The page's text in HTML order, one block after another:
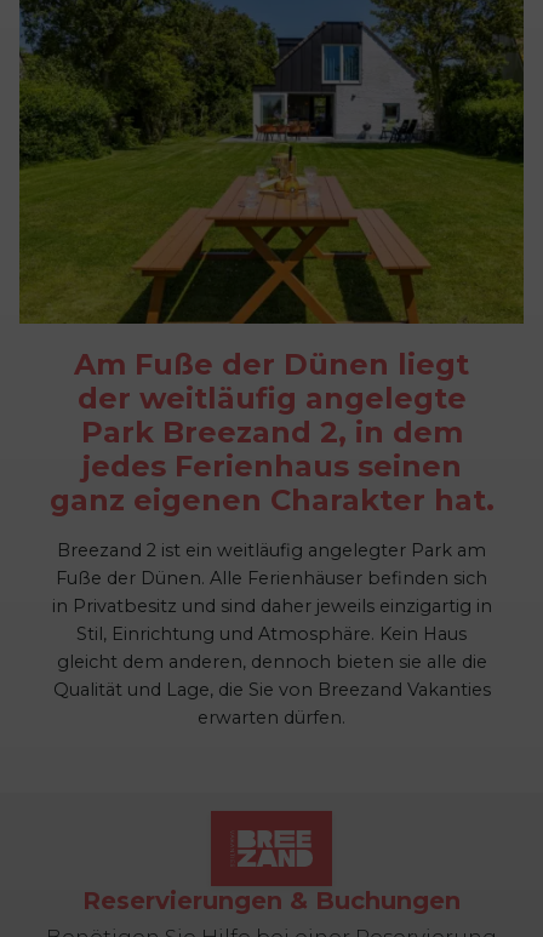
Am Fuße der Dünen liegt
der weitläufig angelegte
Park Breezand 2, in dem
jedes Ferienhaus seinen
ganz eigenen Charakter hat.
Breezand 2 ist ein weitläufig angelegter Park am
Fuße der Dünen. Alle Ferienhäuser befinden sich
in Privatbesitz und sind daher jeweils einzigartig in
Stil, Einrichtung und Atmosphäre. Kein Haus
gleicht dem anderen, dennoch bieten sie alle die
Qualität und Lage, die Sie von Breezand Vakanties
erwarten dürfen.
Reservierungen & Buchungen